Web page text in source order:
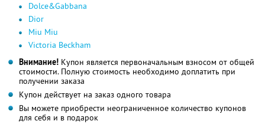
Dolce&Gabbana
Dior
Miu Miu
Victoria Beckham
Внимание! Купон является первоначальным взносом от общей
стоимости. Полную стоимость необходимо доплатить при
получении заказа
Купон действует на заказ одного товара
Вы можете приобрести неограниченное количество купонов
для себя и в подарок